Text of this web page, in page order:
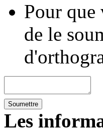
Pour que
de le
Les